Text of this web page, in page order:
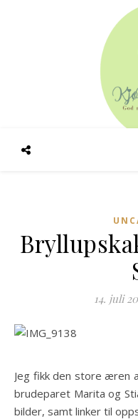
14. juli
Jeg fikk den store æren
brudeparet Marita og
bilder, samt linker til